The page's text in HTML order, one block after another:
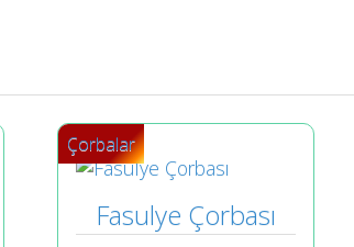
Fasulye Çorbası
Çorbalar